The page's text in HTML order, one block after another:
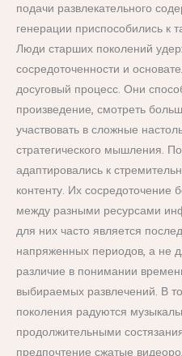
подачи развлекательного
генерации приспособились к
Люди старших поколений
сосредоточенности и
досуговый процесс. Они
произведение, смотреть
участвовать в сложные
стратегического мышления.
адаптировались к
контенту. Их сосредоточение
между разными ресурсами
для них часто является
напряженных периодов, а не
различие в понимании
выбираемых развлечений. В
поколения радуются
продолжительными
предпочтение сжатые